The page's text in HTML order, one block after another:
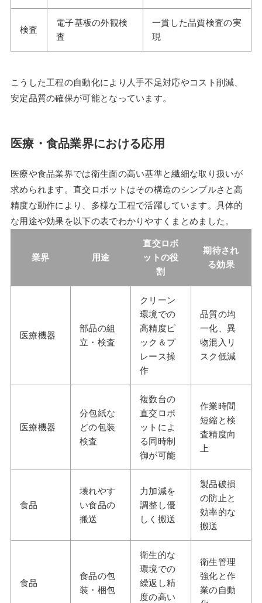
検査
電子基板の外観検
査
一貫した品質検査の実
現
こうした工程の自動化により人手不足対応やコスト削減、
安定品質の確保が可能となっています。
医療・食品業界における応用
医療や食品業界では衛生面の高い基準と繊細な取り扱いが
求められます。直交ロボットはその構造のシンプルさと高
精度な動作により、多様な工程で活躍しています。具体的
な用途や効果を以下の表でわかりやすくまとめました。
業界 用途
直交ロボ
ットの役
割
期待され
る効果
医療機器
部品の組
立・検査
クリーン
環境での
高精度ピ
ック＆プ
レース操
作
品質の均
一化、異
物混入リ
スク低減
医療機器
分包紙な
どの包装
検査
複数台の
直交ロボ
ットによ
る同時制
御が可能
作業時間
短縮と検
査精度向
上
食品
壊れやす
い食品の
搬送
力加減を
調整し優
しく搬送
製品破損
の防止と
効率的な
搬送
食品
食品の包
装・梱包
衛生的な
環境での
繰返し精
度の高い
衛生管理
強化と作
業の自動